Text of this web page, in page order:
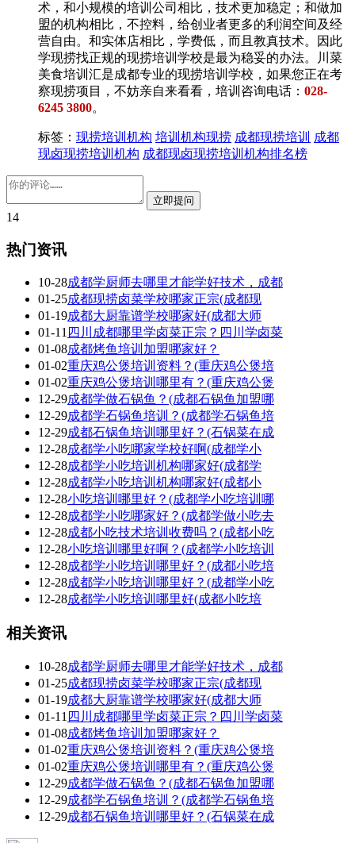
术，和小规模的培训公司相比，技术更加稳定；和做加
盟的机构相比，不控料，给创业者更多的利润空间及经
营自由。和实体店相比，学费低，而且教真技术。因此
学现捞找正规的现捞培训学校是最为稳妥的办法。川菜
美食培训汇是成都专业的现捞培训学校，如果您正在考
察现捞项目，不妨亲自来看看，培训咨询电话： 028-
6245 3800。
标签： 现捞培训机构 培训机构现捞 成都现捞培训
成都
现卤现捞培训机构 成都现卤现捞培训机构排名榜
14
热门资讯
10-28成都学厨师去哪里才能学好技术，成都
01-25成都现捞卤菜学校哪家正宗(成都现
01-19成都大厨靠谱学校哪家好(成都大师
01-11 四川成都哪里学卤菜正宗？四川学卤菜
01-08成都烤鱼培训加盟哪家好？
01-02重庆鸡公煲培训资料？(重庆鸡公煲培
01-02重庆鸡公煲培训哪里有？(重庆鸡公煲
12-29成都学做石锅鱼？(成都石锅鱼加盟哪
12-29成都学石锅鱼培训？(成都学石锅鱼培
12-29成都石锅鱼培训哪里好？(石锅菜在成
12-28成都学小吃哪家学校好啊(成都学小
12-28成都学小吃培训机构哪家好(成都学
12-28成都学小吃培训机构哪家好(成都小
12-28小吃培训哪里好？(成都学小吃培训哪
12-28成都学小吃哪家好？(成都学做小吃去
12-28成都小吃技术培训收费吗？(成都小吃
12-28小吃培训哪里好啊？(成都学小吃培训
12-28成都学小吃培训哪里好？(成都小吃培
12-28成都学小吃培训哪里好？(成都学小吃
12-28成都学小吃培训哪里好(成都小吃培
相关资讯
10-28成都学厨师去哪里才能学好技术，成都
01-25成都现捞卤菜学校哪家正宗(成都现
01-19成都大厨靠谱学校哪家好(成都大师
01-11 四川成都哪里学卤菜正宗？四川学卤菜
01-08成都烤鱼培训加盟哪家好？
01-02重庆鸡公煲培训资料？(重庆鸡公煲培
01-02重庆鸡公煲培训哪里有？(重庆鸡公煲
12-29成都学做石锅鱼？(成都石锅鱼加盟哪
12-29成都学石锅鱼培训？(成都学石锅鱼培
12-29成都石锅鱼培训哪里好？(石锅菜在成